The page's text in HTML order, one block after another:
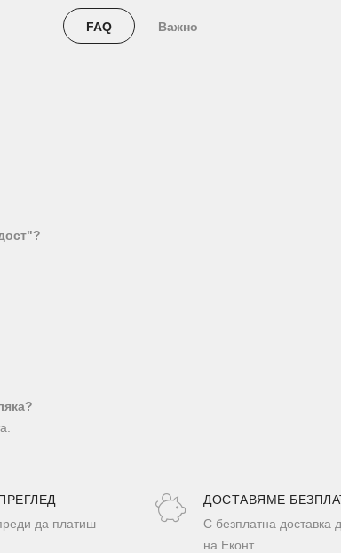
FAQ Важно
да платиш
ДОСТАВЯМЕ
С безплатна доставка
на Еконт